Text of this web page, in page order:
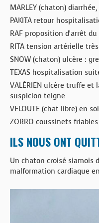
MARLEY (chaton)
PAKITA retour
RAF proposition d’arrêt
RITA tension artérielle
SNOW (chaton) ulcère :
TEXAS hospitalisation
VALÉRIEN ulcère truffe
suspicion teigne
VELOUTE (chat libre) en
ZORRO coussinets friables
ILS NOUS ONT
Un chaton croisé siamois
malformation cardiaque